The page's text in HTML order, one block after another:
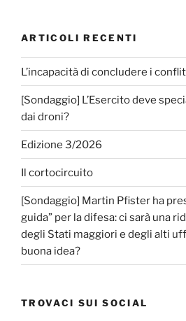
ARTICOLI RECENTI
L’incapacità di concludere i
[Sondaggio] L’Esercito deve
dai droni?
Edizione 3/2026
Il cortocircuito
[Sondaggio] Martin Pfister ha
guida” per la difesa: ci sarà una
degli Stati maggiori e degli alti
buona idea?
TROVACI SUI SOCIAL